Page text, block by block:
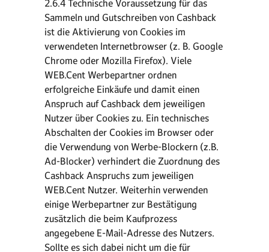
2.6.4 Technische Voraussetzung für das
Sammeln und Gutschreiben von Cashback
ist die Aktivierung von Cookies im
verwendeten Internetbrowser (z. B. Google
Chrome oder Mozilla Firefox). Viele
WEB.Cent Werbepartner ordnen
erfolgreiche Einkäufe und damit einen
Anspruch auf Cashback dem jeweiligen
Nutzer über Cookies zu. Ein technisches
Abschalten der Cookies im Browser oder
die Verwendung von Werbe-Blockern (z.B.
Ad-Blocker) verhindert die Zuordnung des
Cashback Anspruchs zum jeweiligen
WEB.Cent Nutzer. Weiterhin verwenden
einige Werbepartner zur Bestätigung
zusätzlich die beim Kaufprozess
angegebene E-Mail-Adresse des Nutzers.
Sollte es sich dabei nicht um die für